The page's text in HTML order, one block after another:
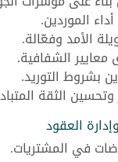
الموردين.
الأمد وفعّالة.
معايير الشفافية.
بشروط التوريد.
الثقة
العقود
في المشتريات.